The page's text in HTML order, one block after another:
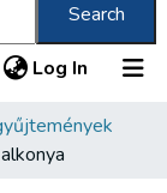
Search
Log In (current)